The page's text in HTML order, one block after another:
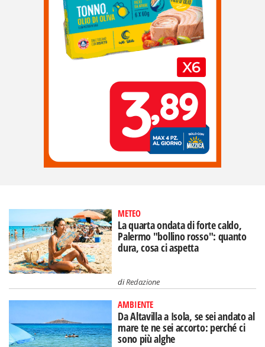
METEO
La quarta ondata di forte caldo,
Palermo "bollino rosso": quanto
dura, cosa ci aspetta
diRedazione
AMBIENTE
Da Altavilla a Isola, se sei andato al
mare te ne sei accorto: perché ci
sono più alghe